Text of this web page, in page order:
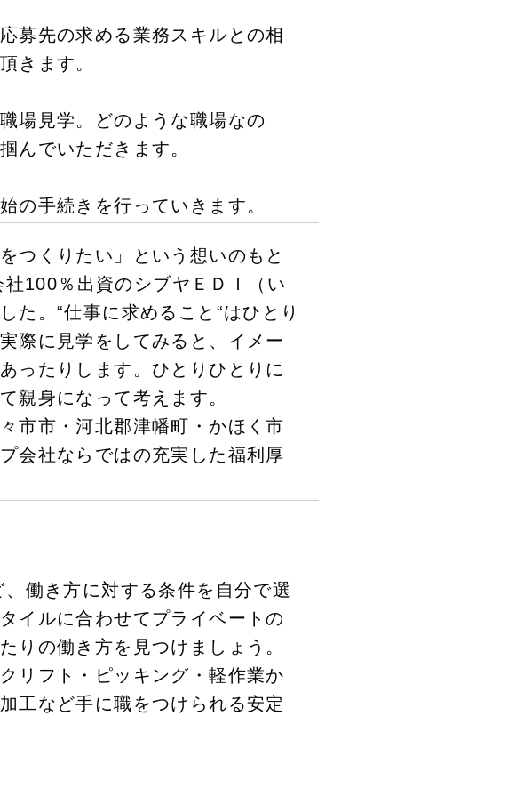
募先の求める業務スキルとの相
きます。
場見学。どのような職場なの
んでいただきます。
の手続きを行っていきます。
つくりたい」という想いのもと
100％出資のシブヤＥＤＩ（い
た。“仕事に求めること“はひとり
際に見学をしてみると、イメー
ったりします。ひとりひとりに
親身になって考えます。
市市・河北郡津幡町・かほく市
会社ならではの充実した福利厚
働き方に対する条件を自分で選
イルに合わせてプライベートの
りの働き方を見つけましょう。
リフト・ピッキング・軽作業か
工など手に職をつけられる安定